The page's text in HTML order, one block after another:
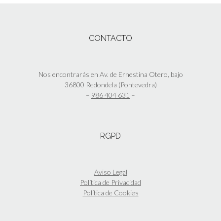
producto
CONTACTO
Nos encontrarás en Av. de Ernestina Otero, bajo
36800 Redondela (Pontevedra)
– 986 404 631 –
RGPD
Aviso Legal
Política de Privacidad
Política de Cookies